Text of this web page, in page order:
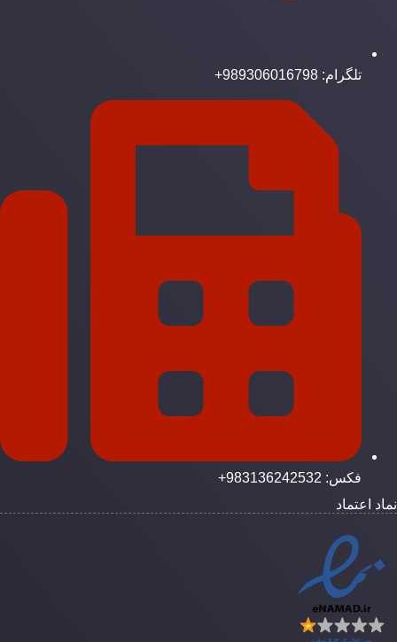
تلگرام: 989306016798+
فکس: 983136242532+
اعتماد